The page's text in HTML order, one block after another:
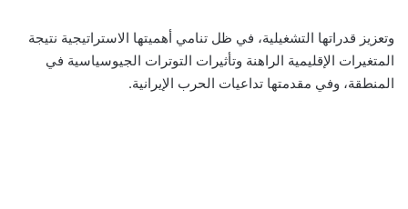
وتعزيز قدراتها التشغيلية، في ظل تنامي أهميتها الاستراتيجية نتيجة
المتغيرات الإقليمية الراهنة وتأثيرات التوترات الجيوسياسية في
المنطقة، وفي مقدمتها تداعيات الحرب الإيرانية.